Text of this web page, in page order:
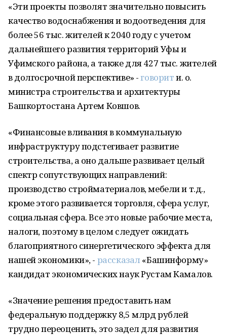
«Эти проекты позволят значительно повысить
качество водоснабжения и водоотведения для
более 56 тыс. жителей к 2040 году с учетом
дальнейшего развития территорий Уфы и
Уфимского района, а также для 427 тыс. жителей
в долгосрочной перспективе» -говорити. о.
министра строительства и архитектуры
Башкортостана Артем Ковшов.
«Финансовые вливания в коммунальную
инфраструктуру подстегивает развитие
строительства, а оно дальше развивает целый
спектр сопутствующих направлений:
производство стройматериалов, мебели и т.д.,
кроме этого развивается торговля, сфера услуг,
социальная сфера. Все это новые рабочие места,
налоги, поэтому в целом следует ожидать
благоприятного синергетического эффекта для
нашей экономики», - рассказал «Башинформу»
кандидат экономических наук Рустам Камалов.
«Значение решения предоставить нам
федеральную поддержку 8,5 млрд рублей
трудно переоценить, это задел для развития